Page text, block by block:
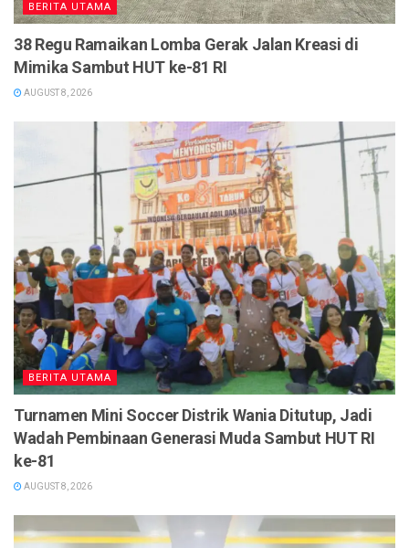
BERITA UTAMA
38 Regu Ramaikan Lomba Gerak Jalan Kreasi di
Mimika Sambut HUT ke-81 RI
AUGUST 8, 2026
BERITA UTAMA
Turnamen Mini Soccer Distrik Wania Ditutup, Jadi
Wadah Pembinaan Generasi Muda Sambut HUT RI
ke-81
AUGUST 8, 2026